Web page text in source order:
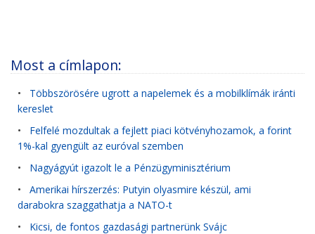
Most a címlapon:
• Többszörösére ugrott a napelemek és a mobilklímák iránti
kereslet
• Felfelé mozdultak a fejlett piaci kötvényhozamok, a forint
1%-kal gyengült az euróval szemben
• Nagyágyút igazolt le a Pénzügyminisztérium
• Amerikai hírszerzés: Putyin olyasmire készül, ami
darabokra szaggathatja a NATO-t
• Kicsi, de fontos gazdasági partnerünk Svájc